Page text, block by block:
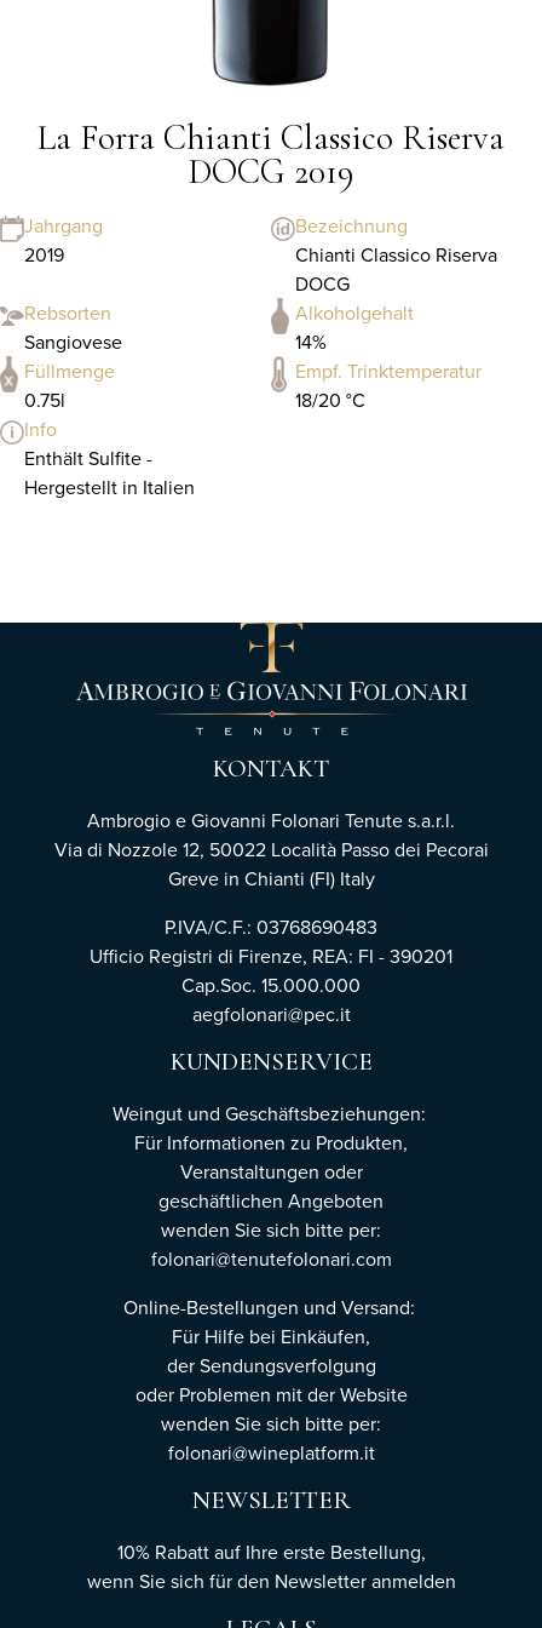
La Forra Chianti Classico Riserva
DOCG 2019
Jahrgang
2019
Bezeichnung
Chianti Classico Riserva
DOCG
Rebsorten
Sangiovese
Alkoholgehalt
14%
Füllmenge
0.75l
Empf. Trinktemperatur
18/20 °C
Info
Enthält Sulfite -
Hergestellt in Italien
KONTAKT
Ambrogio e Giovanni Folonari Tenute s.a.r.l.
Via di Nozzole 12, 50022 Località Passo dei Pecorai
Greve in Chianti (FI) Italy
P.IVA/C.F.: 03768690483
Ufficio Registri di Firenze, REA: FI - 390201
Cap.Soc. 15.000.000
aegfolonari@pec.it
KUNDENSERVICE
Weingut und Geschäftsbeziehungen:
Für Informationen zu Produkten,
Veranstaltungen oder
geschäftlichen Angeboten
wenden Sie sich bitte per:
folonari@tenutefolonari.com
Online-Bestellungen und Versand:
Für Hilfe bei Einkäufen,
der Sendungsverfolgung
oder Problemen mit der Website
wenden Sie sich bitte per:
folonari@wineplatform.it
NEWSLETTER
10% Rabatt auf Ihre erste Bestellung,
wenn Sie sich für den Newsletteranmelden